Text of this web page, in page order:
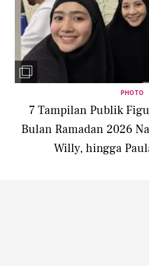
PHOTO
7 Tampilan Publik
Bulan Ramadan 2026
Willy, hingga